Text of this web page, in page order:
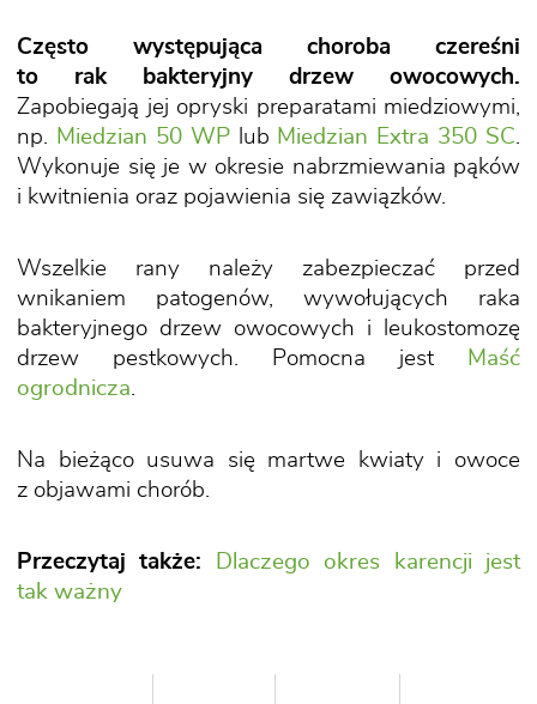
Często występująca choroba czereśni
to rak bakteryjny drzew owocowych.
Zapobiegają jej opryski preparatami miedziowymi,
np. Miedzian 50 WPlub Miedzian Extra 350 SC.
Wykonuje się je w okresie nabrzmiewania pąków
i kwitnienia oraz pojawienia się zawiązków.
Wszelkie rany należy zabezpieczać przed
wnikaniem patogenów, wywołujących raka
bakteryjnego drzew owocowych i leukostomozę
drzew pestkowych. Pomocna jest
Maść
ogrodnicza.
Na bieżąco usuwa się martwe kwiaty i owoce
z objawami chorób.
Przeczytaj także:
Dlaczego okres karencji jest
tak ważny